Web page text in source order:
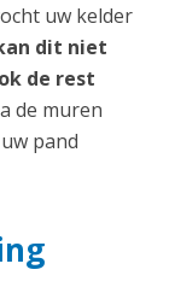
uw kelder
dit niet
de rest
de muren
pand